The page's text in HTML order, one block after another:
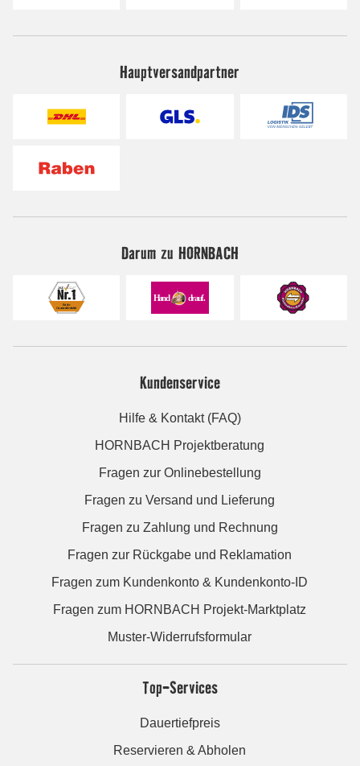
Hauptversandpartner
Darum zu HORNBACH
Kundenservice
Hilfe & Kontakt (FAQ)
HORNBACH Projektberatung
Fragen zur Onlinebestellung
Fragen zu Versand und Lieferung
Fragen zu Zahlung und Rechnung
Fragen zur Rückgabe und Reklamation
Fragen zum Kundenkonto & Kundenkonto-ID
Fragen zum HORNBACH Projekt-Marktplatz
Muster-Widerrufsformular
Top-Services
Dauertiefpreis
Reservieren & Abholen